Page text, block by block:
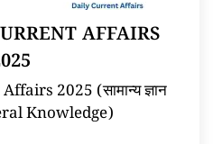
AFFAIRS
2025 (सामान्य ज्ञान
Knowledge)